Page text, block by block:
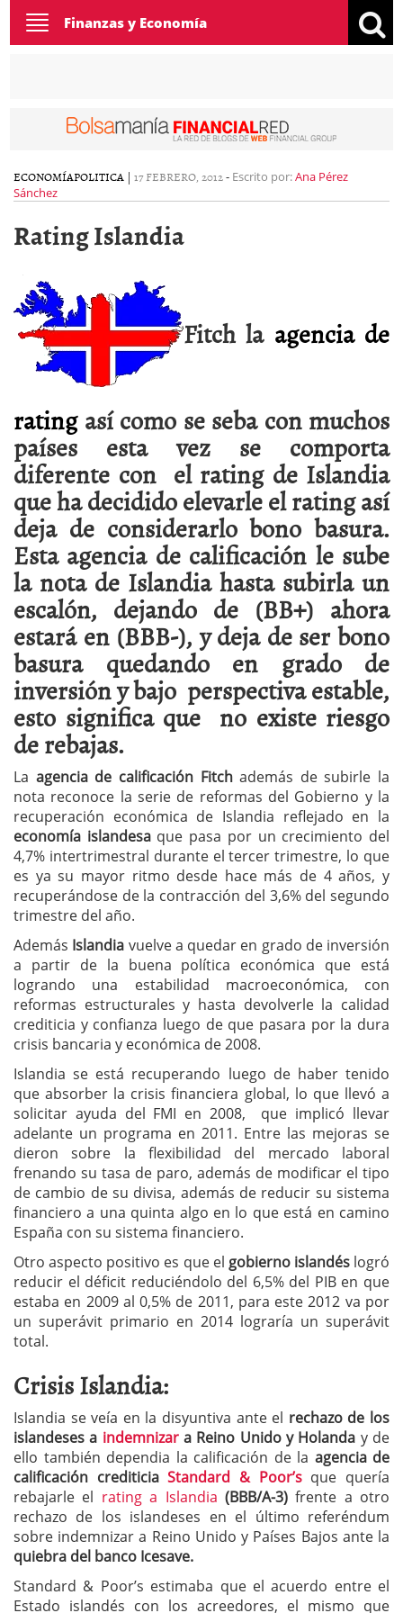
Toggle
navigation
Finanzas y Economía
ECONOMÍAPOLITICA | 17 FEBRERO, 2012- Escrito por:Ana Pérez
Sánchez
Rating Islandia
Fitch la agencia de
ratingasí como se seba con muchos
países esta vez se comporta
diferente con el rating de Islandia
que ha decidido elevarle el rating así
deja de considerarlo bono basura.
Esta agencia de calificación le sube
la nota de Islandia hasta subirla un
escalón, dejando de (BB+) ahora
estará en (BBB-), y deja de ser bono
basura quedando en grado de
inversión y bajo perspectiva estable,
esto significa que no existe riesgo
de rebajas.
La agencia de calificación Fitchademás de subirle la
nota reconoce la serie de reformas del Gobierno y la
recuperación económica de Islandia reflejado en la
economía islandesa que pasa por un crecimiento del
4,7% intertrimestral durante el tercer trimestre, lo que
es ya su mayor ritmo desde hace más de 4 años, y
recuperándose de la contracción del 3,6% del segundo
trimestre del año.
Además Islandia vuelve a quedar en grado de inversión
a partir de la buena política económica que está
logrando una estabilidad macroeconómica, con
reformas estructurales y hasta devolverle la calidad
crediticia y confianza luego de que pasara por la dura
crisis bancaria y económica de 2008.
Islandia se está recuperando luego de haber tenido
que absorber la crisis financiera global, lo que llevó a
solicitar ayuda del FMI en 2008, que implicó llevar
adelante un programa en 2011. Entre las mejoras se
dieron sobre la flexibilidad del mercado laboral
frenando su tasa de paro, además de modificar el tipo
de cambio de su divisa, además de reducir su sistema
financiero a una quinta algo en lo que está en camino
España con su sistema financiero.
Otro aspecto positivo es que el gobierno islandéslogró
reducir el déficit reduciéndolo del 6,5% del PIB en que
estaba en 2009 al 0,5% de 2011, para este 2012 va por
un superávit primario en 2014 lograría un superávit
total.
Crisis Islandia:
Islandia se veía en la disyuntiva ante el rechazo de los
islandeses a indemnizara Reino Unido y Holanda y de
ello también dependia la calificación de la agencia de
calificación crediticiaStandard & Poor’sque quería
rebajarle el rating a Islandia (BBB/A-3)frente a otro
rechazo de los islandeses en el último referéndum
sobre indemnizar a Reino Unido y Países Bajos ante la
quiebra del banco Icesave.
Standard & Poor’s estimaba que el acuerdo entre el
Estado islandés con los acreedores, el mismo que